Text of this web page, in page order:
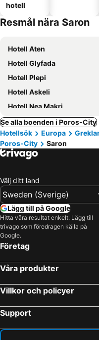
hotell
Resmål nära Saron
Hotell Aten
Hotell Glyfada
Hotell Plepi
Hotell Askeli
Hotell Nea Makri
Se alla boenden i Poros-City
Hotellsök
Europa
Poros-City
Saron
Välj ditt land
Lägg till på Google
Hitta våra resultat enkelt: Lägg till
trivago som föredragen källa på
Google.
Företag
Våra produkter
Villkor och policyer
Support